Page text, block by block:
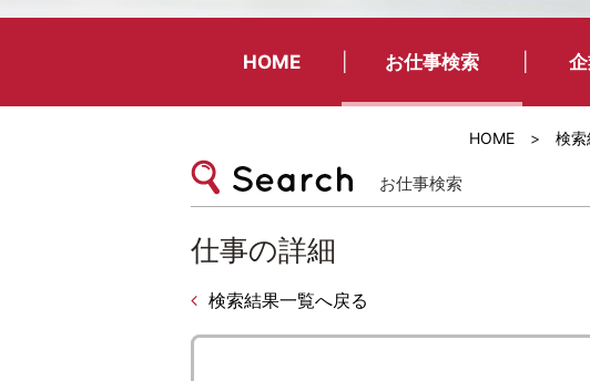
HOME お仕事検索
HOME > 検
お仕事検索
仕事の詳細
検索結果一覧へ戻る